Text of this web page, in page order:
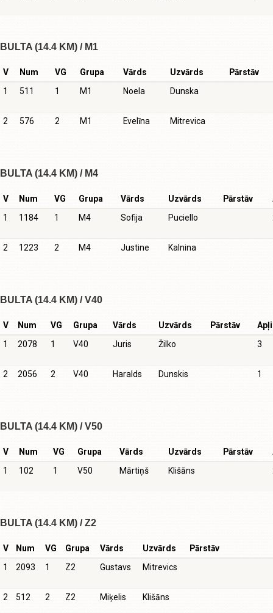
BULTA (14.4 KM) / M1
V Num VG Grupa Vārds Uzvārds
Pārstāv
1
511 1 M1 Noela Dunska
2 576 2 M1 Evelīna Mitrevica
BULTA (14.4 KM) / M4
V Num VG Grupa Vārds Uzvārds Pārstāv
1
1184 1 M4 Sofija Puciello
2 1223 2 M4 Justine Kalnina
BULTA (14.4 KM) / V40
V Num VG Grupa Vārds Uzvārds Pārstāv
Apļi
1
2078 1 V40 Juris Žilko 3
2 2056 2 V40 Haralds Dunskis 1
BULTA (14.4 KM) / V50
V Num VG Grupa Vārds Uzvārds Pārstāv
1
102 1 V50 Mārtiņš Klišāns
BULTA (14.4 KM) / Z2
V Num VG Grupa Vārds Uzvārds
Pārstāv
1
2093 1 Z2 Gustavs Mitrevics
2 512 2 Z2 Miķelis Klišāns